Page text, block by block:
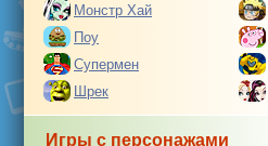
Монстр Хай
Поу
Супермен
Шрек
Игры с персонажами